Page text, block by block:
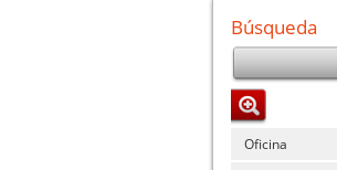
Búsqueda
Oficina